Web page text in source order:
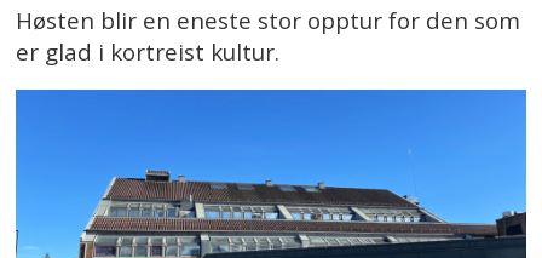
Høsten blir en eneste stor opptur for den som
er glad i kortreist kultur.